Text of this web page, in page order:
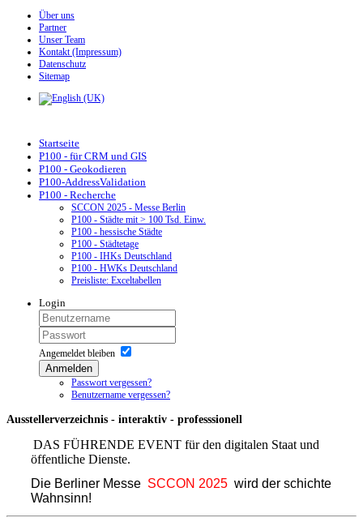
Über uns
Partner
Unser Team
Kontakt (Impressum)
Datenschutz
Sitemap
Startseite
P100 - für CRM und GIS
P100 - Geokodieren
P100-AddressValidation
P100 - Recherche
SCCON 2025 - Messe Berlin
P100 - Städte mit > 100 Tsd. Einw.
P100 - hessische Städte
P100 - Städtetage
P100 - IHKs Deutschland
P100 - HWKs Deutschland
Preisliste: Exceltabellen
Login
Angemeldet bleiben
Anmelden
Passwort vergessen?
Benutzername vergessen?
Ausstellerverzeichnis - interaktiv - professsionell
DAS FÜHRENDE EVENT für den digitalen Staat und
öffentliche Dienste.
Die Berliner Messe SCCON 2025 wird der schichte
Wahnsinn!